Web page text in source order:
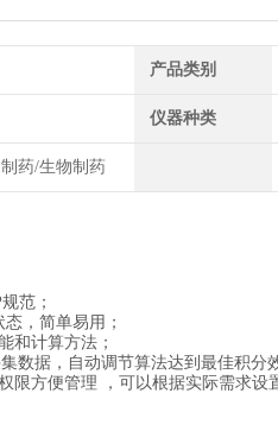
产品类别
仪器种类
药/生物制药
范；
，简单易用；
和计算方法；
数据，自动调节算法达到最佳积分
限方便管理 ，可以根据实际需求设